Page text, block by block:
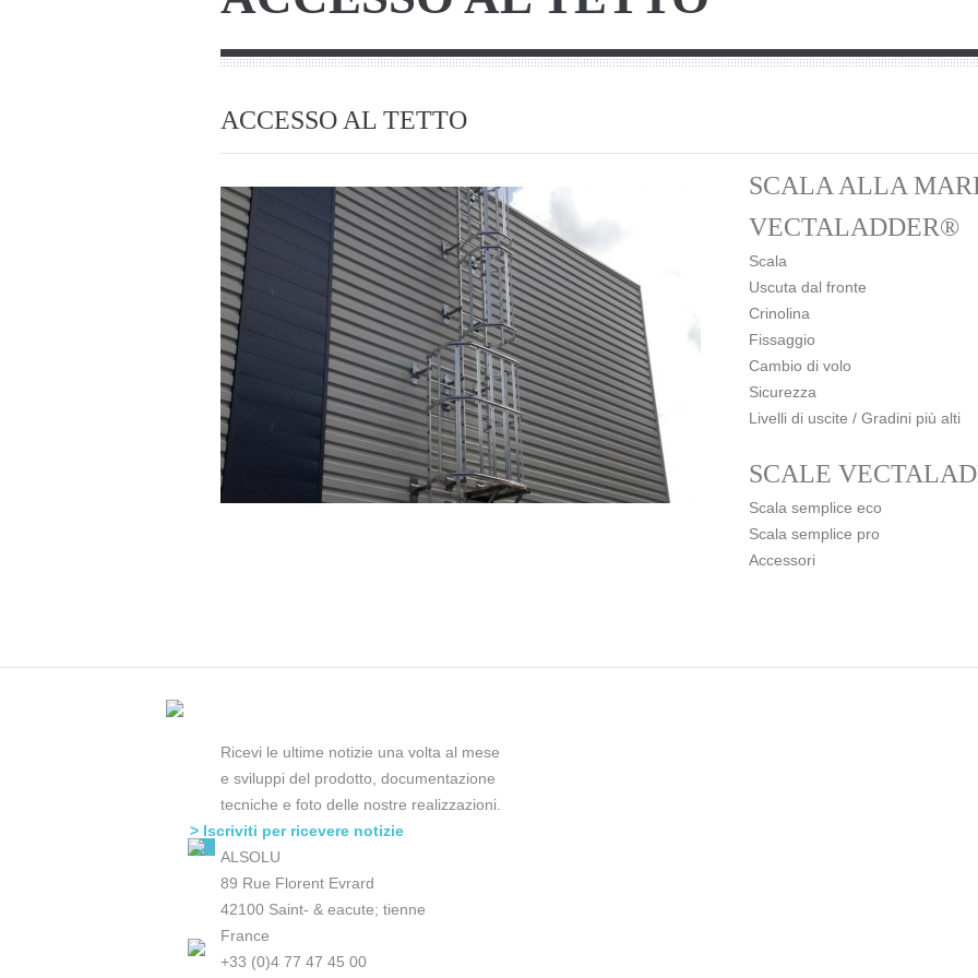
ACCESSO AL TETTO
SCALA ALLA
VECTALADDER®
Scala
Uscuta dal fronte
Crinolina
Fissaggio
Cambio di volo
Sicurezza
Livelli di uscite / Gradini più alti
SCALE
Scala semplice eco
Scala semplice pro
Accessori
Ricevi le ultime notizie una volta al mese
e sviluppi del prodotto, documentazione
tecniche e foto delle nostre realizzazioni.
> Iscriviti per ricevere notizie
ALSOLU
89 Rue Florent Evrard
42100 Saint- & eacute; tienne
France
+33 (0)4 77 47 45 00